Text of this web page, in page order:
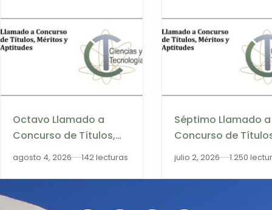
Octavo Llamado a
Concurso de Títulos,
Méritos y Aptitudes
Profesor Asistente
agosto 4, 2026 142 lecturas
Séptimo Llamado a
Concurso de
Méritos y Aptitudes
julio 2, 2026 1.250